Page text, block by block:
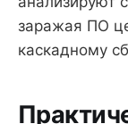
заражая ПО
каскадному